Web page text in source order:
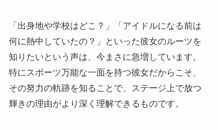
「出身地や学校はどこ？」「アイドルになる前は
何に熱中していたの？」といった彼女のルーツを
知りたいという声は、今まさに急増しています。
特にスポーツ万能な一面を持つ彼女だからこそ、
その努力の軌跡を知ることで、ステージ上で放つ
輝きの理由がより深く理解できるものです。